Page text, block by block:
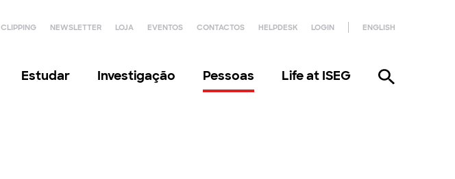
CLIPPING NEWSLETTER LOJA EVENTOS CONTACTOS HELPDESK LOGIN ENGLISH
Estudar Investigação Pessoas Life at ISEG